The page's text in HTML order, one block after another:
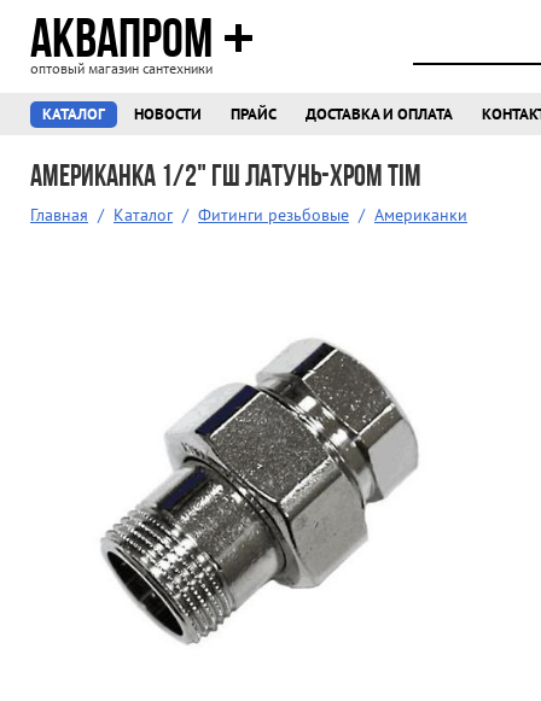
АКВАПРОМ
оптовый магазин сантехники
КАТАЛОГ НОВОСТИ ПРАЙС ДОСТАВКА И ОПЛАТА
Американка 1/2" гш латунь-хром TIM
Главная / Каталог / Фитинги резьбовые / Американки